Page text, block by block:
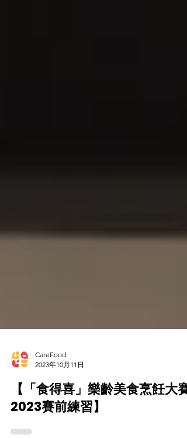
2023年10月11日
【「食得喜」樂齡美食烹飪大賽
2023賽前練習】